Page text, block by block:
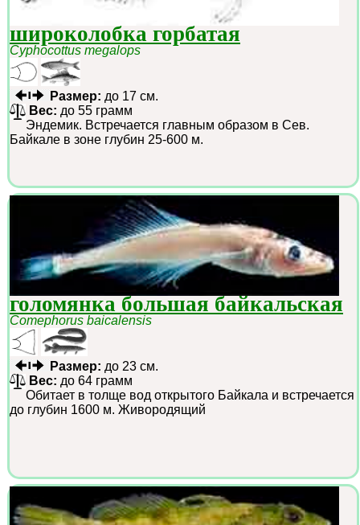
широколобка горбатая
Cyphocottus megalops
Размер: до 17 см.
Вес: до 55 грамм
Эндемик. Встречается главным образом в Сев.
Байкале в зоне глубин 25-600 м.
голомянка большая байкальская
Comephorus baicalensis
Размер: до 23 см.
Вес: до 64 грамм
Обитает в толще вод открытого Байкала и встречается
до глубин 1600 м. Живородящий